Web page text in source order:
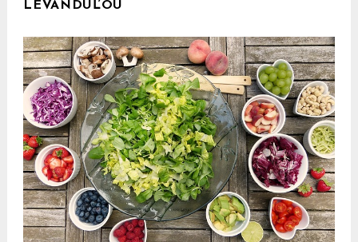
LEVANDUĽOU